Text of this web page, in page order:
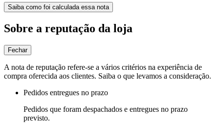
Saiba como foi calculada essa nota
Sobre a reputação da loja
Fechar
A nota de reputação refere-se a vários critérios na experiência de
compra oferecida aos clientes. Saiba o que levamos a consideração.
Pedidos entregues no prazo
Pedidos que foram despachados e entregues no prazo
previsto.